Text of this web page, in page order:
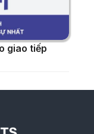
giao tiếp